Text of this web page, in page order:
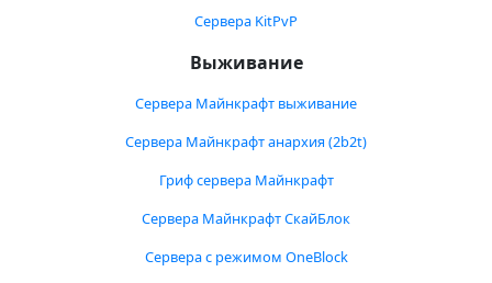
Сервера KitPvP
Выживание
Сервера Майнкрафт выживание
Сервера Майнкрафт анархия (2b2t)
Гриф сервера Майнкрафт
Сервера Майнкрафт СкайБлок
Сервера с режимом OneBlock